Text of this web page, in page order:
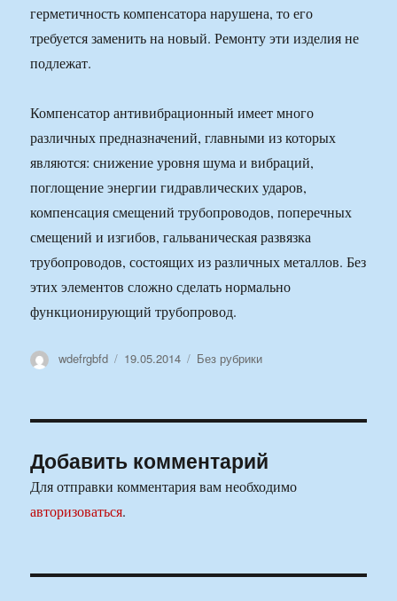
герметичность компенсатора нарушена, то его
требуется заменить на новый. Ремонту эти изделия не
подлежат.
Компенсатор антивибрационный имеет много
различных предназначений, главными из которых
являются: снижение уровня шума и вибраций,
поглощение энергии гидравлических ударов,
компенсация смещений трубопроводов, поперечных
смещений и изгибов, гальваническая развязка
трубопроводов, состоящих из различных металлов. Без
этих элементов сложно сделать нормально
функционирующий трубопровод.
Автор
wdefrgbfd Опубликовано
19.05.2014 Рубрики
Без рубрики
Добавить комментарий
Для отправки комментария вам необходимо
авторизоваться.